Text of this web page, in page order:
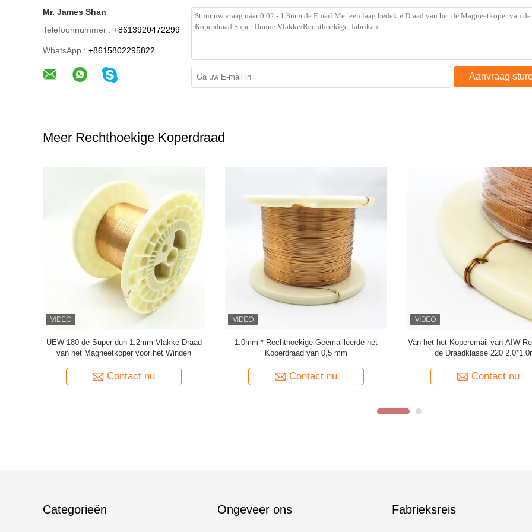
Mr. James Shan
Telefoonnummer : +8613920472299
WhatsApp : +8615802295822
Aanvraag
Meer Rechthoekige Koperdraad
Super 1,8 mmx0,2 mm UL AIW
Emaillebedekte koperen platte draad voor
Contact nu
UEWH Superdunne 1,5 mmx0,1 mm
rechthoekige geëmailleerde koperdraad voor
Contact nu
Op maat gemaakte hoge
geëmailleerde koperdraad
Contact nu
Categorieën Ongeveer ons Fabrieksreis